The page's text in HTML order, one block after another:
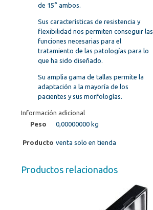
de 15° ambos.
Sus características de resistencia y
flexibilidad nos permiten conseguir las
funciones necesarias para el
tratamiento de las patologías para lo
que ha sido diseñado.
Su amplia gama de tallas permite la
adaptación a la mayoría de los
pacientes y sus morfologías.
Información adicional
Peso
0,00000000 kg
Producto venta solo en tienda
Productos relacionados